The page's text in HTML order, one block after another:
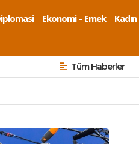
Ekonomi – Emek Kadın
Tüm Haberler